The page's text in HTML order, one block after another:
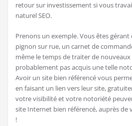
retour sur investissement si vous
naturel SEO.
Prenons un exemple. Vous êtes gérant
pignon sur rue, un carnet de
même le temps de traiter de nouveaux
probablement pas acquis une telle
Avoir un site bien référencé vous
en faisant un lien vers leur site,
votre visibilité et votre notoriété
site Internet bien référencé, auprès
!